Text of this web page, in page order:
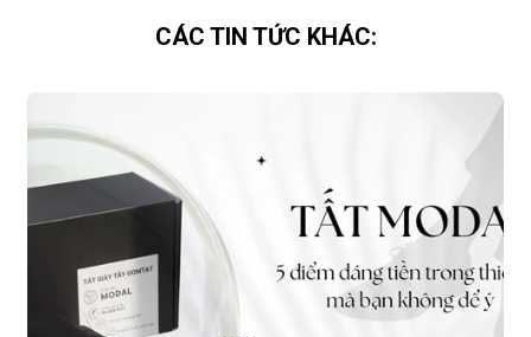
CÁC TIN TỨC KHÁC: